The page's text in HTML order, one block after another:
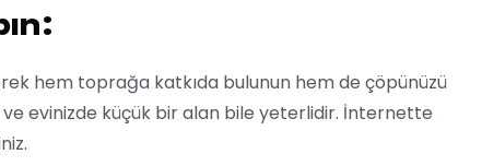
hem toprağa katkıda bulunun hem de çöpünüzü
ve evinizde küçük bir alan bile yeterlidir. İnternette